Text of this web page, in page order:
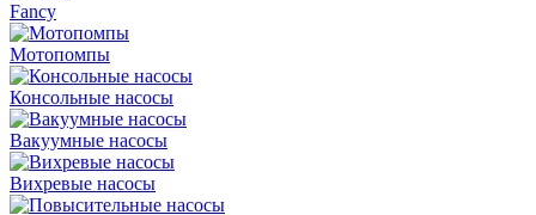
Fancy
Мотопомпы
Консольные насосы
Вакуумные насосы
Вихревые насосы